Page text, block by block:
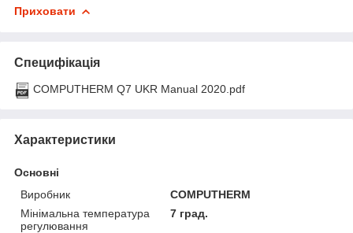
Приховати
Специфікація
COMPUTHERM Q7 UKR Manual 2020.pdf
Характеристики
Основні
Виробник
COMPUTHERM
Мінімальна температура
регулювання
7 град.